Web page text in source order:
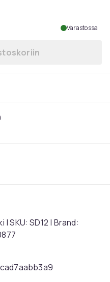
Varastossa
Solodieselin
SKU: SD12 | Brand: